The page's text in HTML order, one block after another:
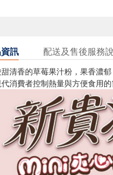
訊 配送及售後服務
清香的草莓果汁粉，果香濃郁
消費者控制熱量與方便食用